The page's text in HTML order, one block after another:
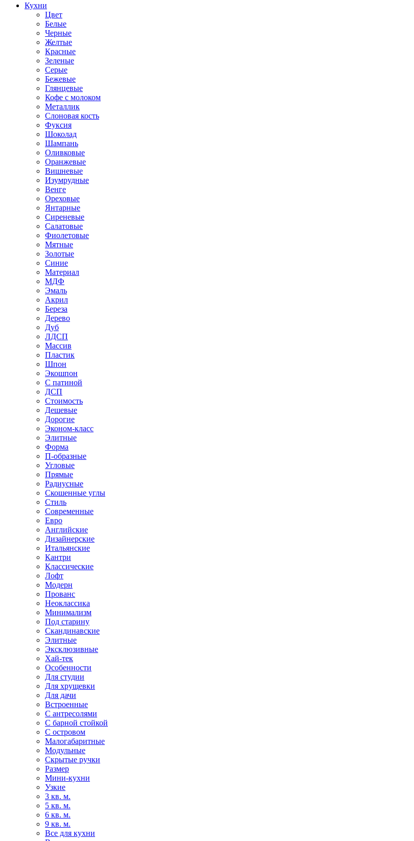
Кухни
Цвет
Белые
Черные
Желтые
Красные
Зеленые
Серые
Бежевые
Глянцевые
Кофе с молоком
Металлик
Слоновая кость
Фуксия
Шоколад
Шампань
Оливковые
Оранжевые
Вишневые
Изумрудные
Венге
Ореховые
Янтарные
Сиреневые
Салатовые
Фиолетовые
Мятные
Золотые
Синие
Материал
МДФ
Эмаль
Акрил
Береза
Дерево
Дуб
ЛДСП
Массив
Пластик
Шпон
Экошпон
С патиной
ДСП
Стоимость
Дешевые
Дорогие
Эконом-класс
Элитные
Форма
П-образные
Угловые
Прямые
Радиусные
Скошенные углы
Стиль
Современные
Евро
Английские
Дизайнерские
Итальянские
Кантри
Классические
Лофт
Модерн
Прованс
Неоклассика
Минимализм
Под старину
Скандинавские
Элитные
Эксклюзивные
Хай-тек
Особенности
Для студии
Для хрущевки
Для дачи
Встроенные
С антресолями
С барной стойкой
С островом
Малогабаритные
Модульные
Скрытые ручки
Размер
Мини-кухни
Узкие
3 кв. м.
5 кв. м.
6 кв. м.
9 кв. м.
Все для кухни